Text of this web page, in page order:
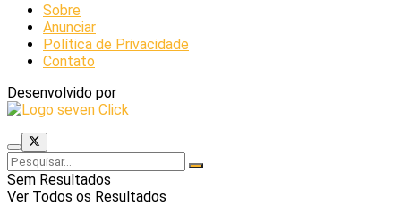
Sobre
Anunciar
Política de Privacidade
Contato
Desenvolvido por
Sem Resultados
Ver Todos os Resultados